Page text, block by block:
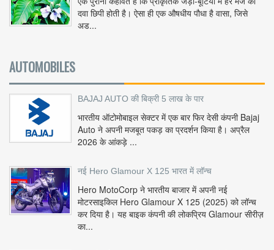
दवा छिपी होती है। ऐसा ही एक औषधीय पौधा है वासा, जिसे
अड...
AUTOMOBILES
BAJAJ AUTO की बिक्री 5 लाख के पार
भारतीय ऑटोमोबाइल सेक्टर में एक बार फिर देसी कंपनी Bajaj
Auto ने अपनी मजबूत पकड़ का प्रदर्शन किया है। अप्रैल
2026 के आंकड़े ...
नई Hero Glamour X 125 भारत में लॉन्च
Hero MotoCorp ने भारतीय बाजार में अपनी नई
मोटरसाइकिल Hero Glamour X 125 (2025) को लॉन्च
कर दिया है। यह बाइक कंपनी की लोकप्रिय Glamour सीरीज़
का...